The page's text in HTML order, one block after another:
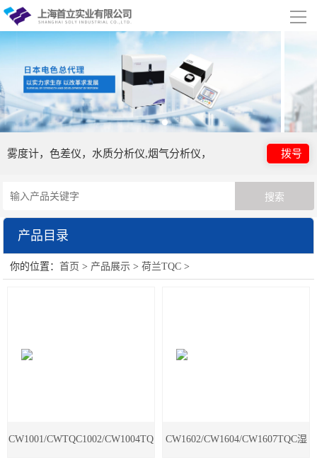
导
网站首页
关于我们
公司简介 合作伙伴
荷兰TQC
行业应用
视频展示
公司新闻 技术文章
雾度计，色差仪，水质分析仪,烟气分析仪， 拨号
产品目录
荷兰TQC
你的位置：首页 > 产品展示 >荷兰TQC >
CW1001/CWTQC1002/CW1004TQ CW1602/CW1604/CW1607TQC湿